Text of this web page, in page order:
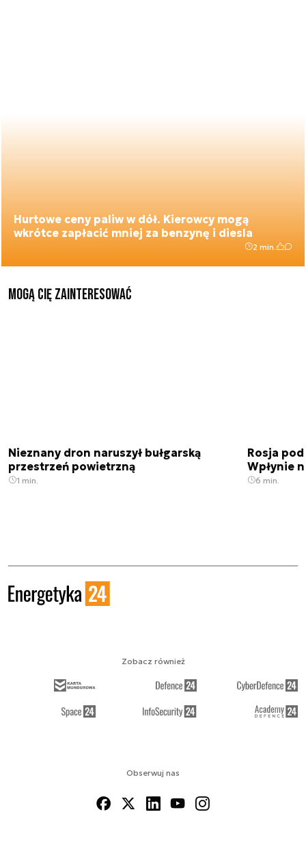
Hurtowe ceny paliw w dół. Kierowcy mogą
wkrótce zapłacić mniej za benzynę i diesla
2 min.
Mogą Cię zainteresować
Nieznany dron naruszył bułgarską
przestrzeń powietrzną
1 min.
Rosja
Wpłynie
6 min.
Obserwuj nas
Zobacz również